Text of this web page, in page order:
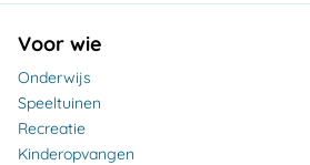
Voor wie
Onderwijs
Speeltuinen
Recreatie
Kinderopvangen